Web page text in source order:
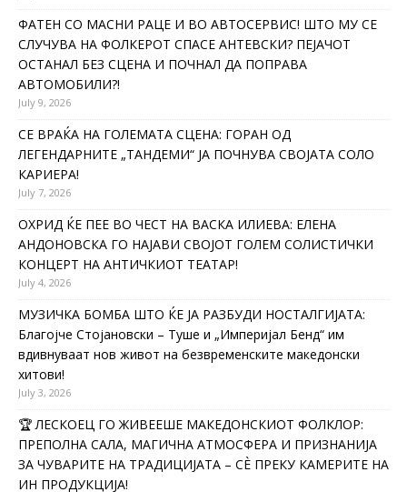
ФАТЕН СО МАСНИ РАЦЕ И ВО АВТОСЕРВИС! ШТО МУ СЕ
СЛУЧУВА НА ФОЛКЕРОТ СПАСЕ АНТЕВСКИ? ПЕЈАЧОТ
ОСТАНАЛ БЕЗ СЦЕНА И ПОЧНАЛ ДА ПОПРАВА
АВТОМОБИЛИ?!
July 9, 2026
СЕ ВРАЌА НА ГОЛЕМАТА СЦЕНА: ГОРАН ОД
ЛЕГЕНДАРНИТЕ „ТАНДЕМИ“ ЈА ПОЧНУВА СВОЈАТА СОЛО
КАРИЕРА!
July 7, 2026
ОХРИД ЌЕ ПЕЕ ВО ЧЕСТ НА ВАСКА ИЛИЕВА: ЕЛЕНА
АНДОНОВСКА ГО НАЈАВИ СВОЈОТ ГОЛЕМ СОЛИСТИЧКИ
КОНЦЕРТ НА АНТИЧКИОТ ТЕАТАР!
July 4, 2026
МУЗИЧКА БОМБА ШТО ЌЕ ЈА РАЗБУДИ НОСТАЛГИЈАТА:
Благојче Стојановски – Туше и „Империјал Бенд“ им
вдивнуваат нов живот на безвременските македонски
хитови!
July 3, 2026
🏆 ЛЕСКОЕЦ ГО ЖИВЕЕШЕ МАКЕДОНСКИОТ ФОЛКЛОР:
ПРЕПОЛНА САЛА, МАГИЧНА АТМОСФЕРА И ПРИЗНАНИЈА
ЗА ЧУВАРИТЕ НА ТРАДИЦИЈАТА – СÈ ПРЕКУ КАМЕРИТЕ НА
ИН ПРОДУКЦИЈА!